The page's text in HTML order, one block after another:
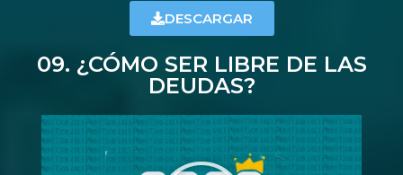
DESCARGAR
09. ¿CÓMO SER LIBRE DE LAS
DEUDAS?